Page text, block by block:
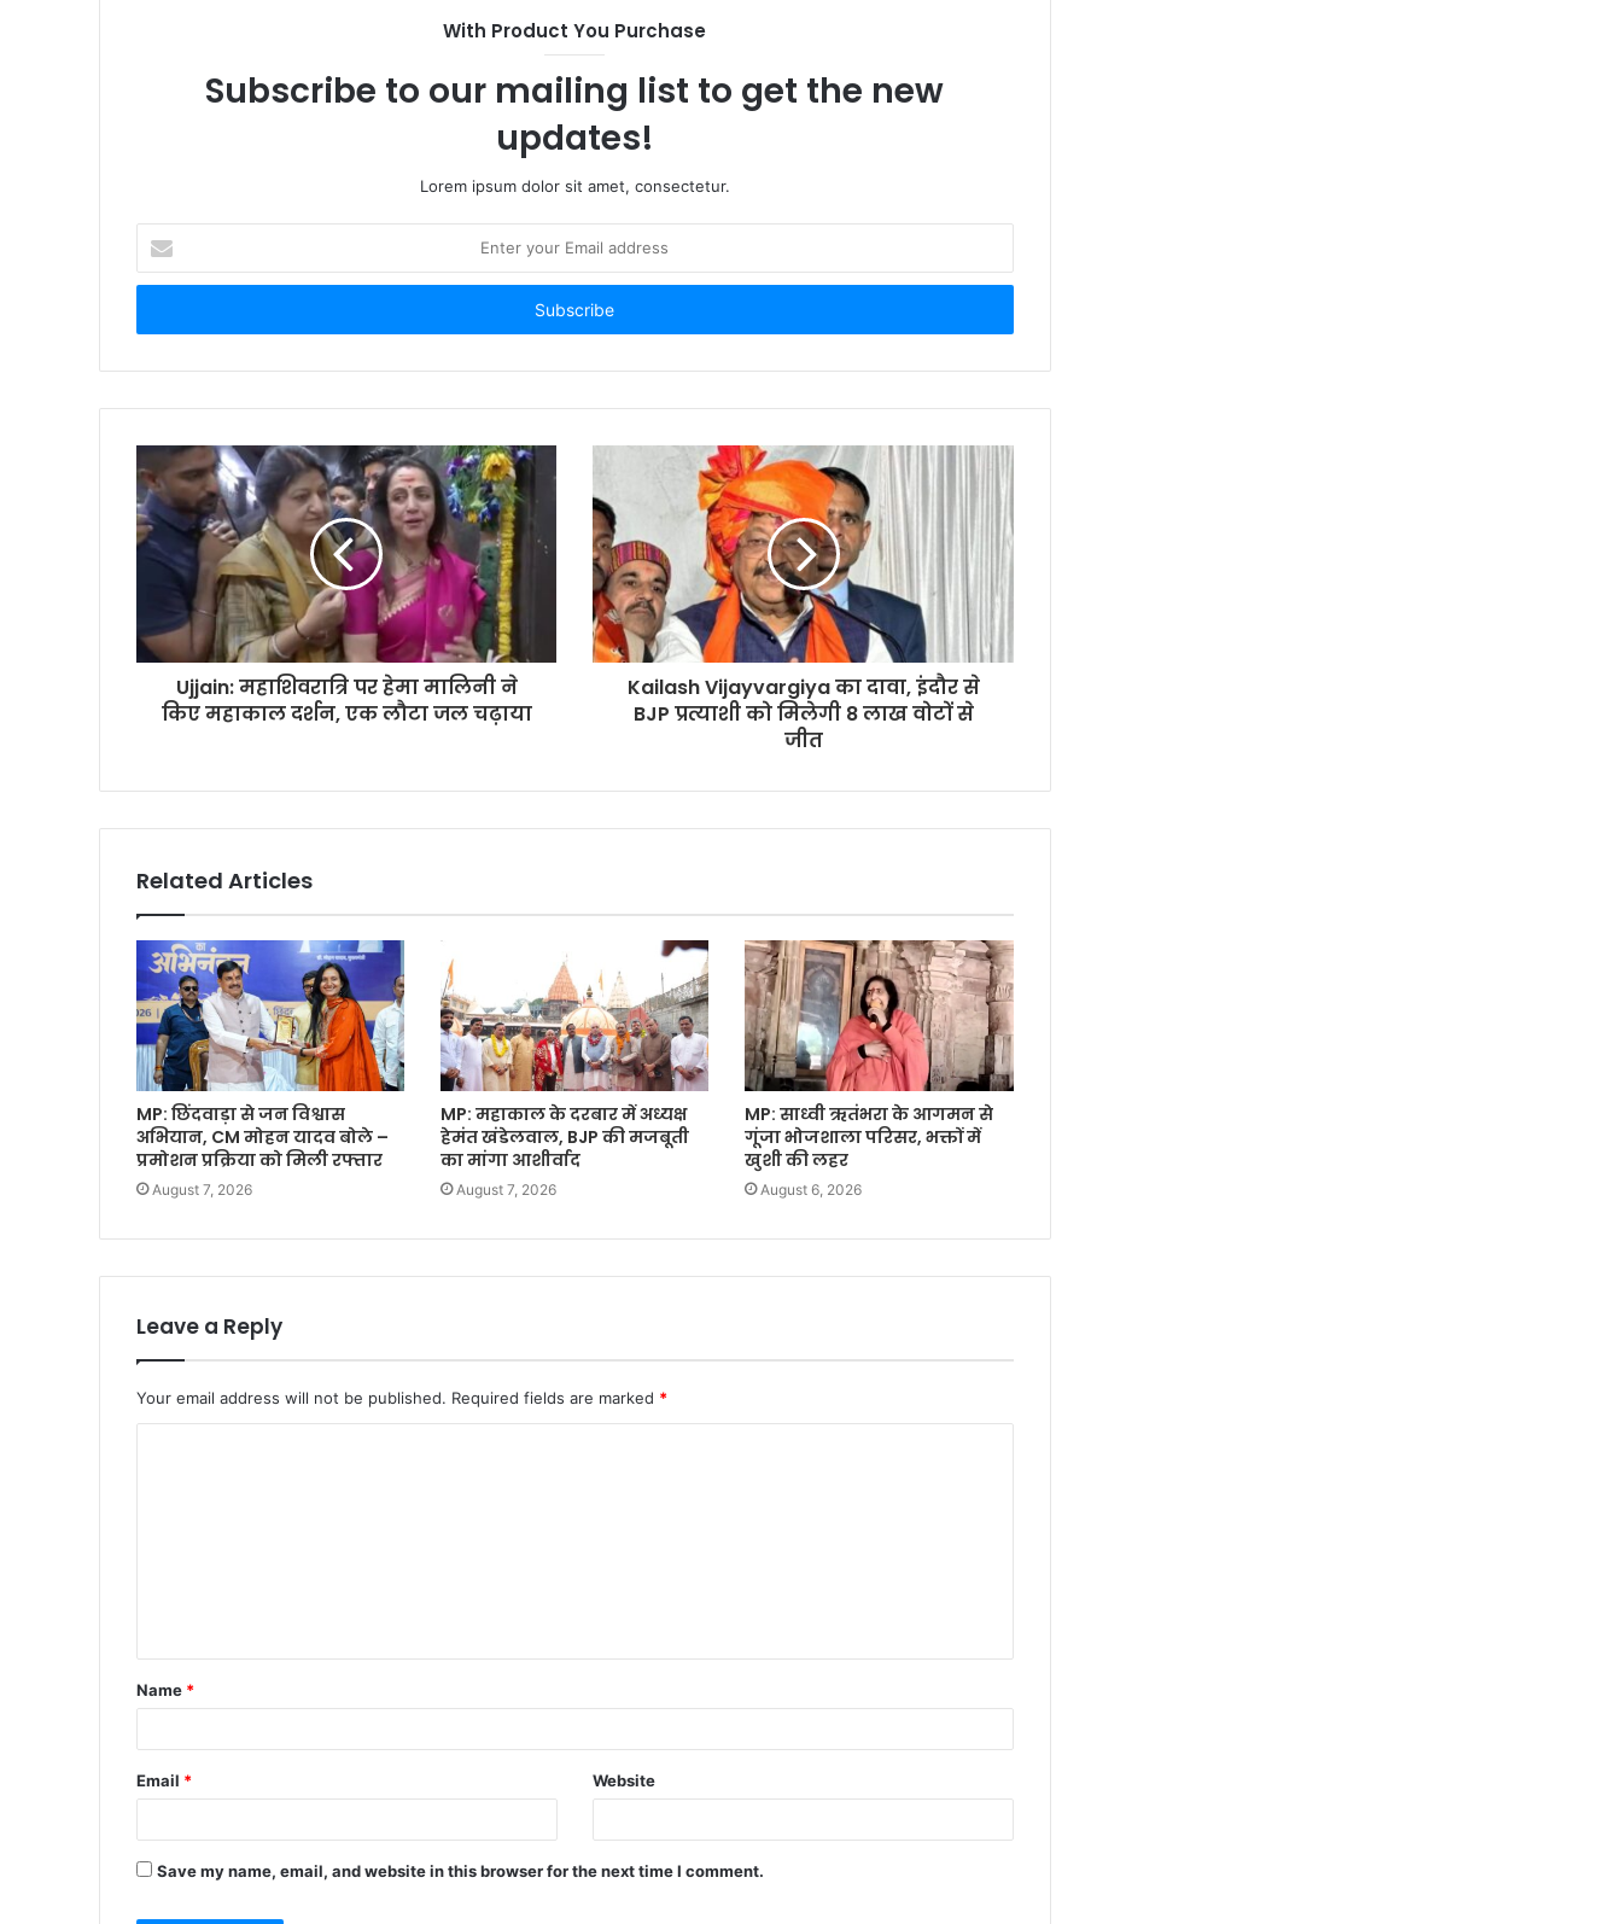
With Product You Purchase
Subscribe to our mailing list to get the new
updates!
Lorem ipsum dolor sit amet, consectetur.
your
Email
Ujjain: महाशिवरात्रि पर हेमा मालिनी ने
किए महाकाल दर्शन, एक लौटा जल चढ़ाया
Kailash Vijayvargiya का दावा, इंदौर से
BJP प्रत्याशी को मिलेगी 8 लाख वोटों से
जीत
Related Articles
MP: छिंदवाड़ा से जन विश्वास
अभियान, CM मोहन यादव बोले –
प्रमोशन प्रक्रिया को मिली रफ्तार
August 7, 2026
MP: महाकाल के दरबार में अध्यक्ष
हेमंत खंडेलवाल, BJP की मजबूती
का मांगा आशीर्वाद
August 7, 2026
MP: साध्वी ऋतंभरा के आगमन से
गूंजा भोजशाला परिसर, भक्तों में
खुशी की लहर
August 6, 2026
Leave a Reply
Your email address will not be published. Required fields are marked *
t
*
Name *
Email * Website
Save my name, email, and website in this browser for the next time I comment.